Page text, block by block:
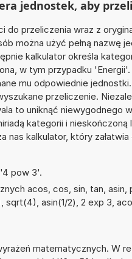
jednostek, aby
do przeliczenia wraz z
można użyć pełną nazwę
kalkulator określa
w tym przypadku
mu odpowiednie
przeliczenie.
to uniknąć niewygodnego
kategorii i nieskończoną
kalkulator, który załatwia
pow 3'.
acos, cos, sin, tan, asin,
sqrt(4), asin(1/2), 2 exp 3,
matematycznych. W